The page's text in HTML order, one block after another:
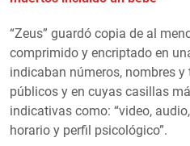
“Zeus” guardó copia de al
comprimido y encriptado en
indicaban números, nombres
públicos y en cuyas casillas
indicativas como: “video,
horario y perfil psicológico”.